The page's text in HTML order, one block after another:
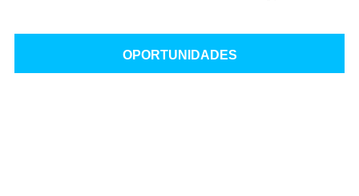
OPORTUNIDADES